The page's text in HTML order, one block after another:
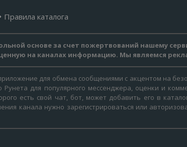
Правила каталога
основе за счет пожертвований нашему
на каналах информацию. Мы являемся
для обмена сообщениями с акцентом на
для популярного мессенджера, оценки и
есть свой чат, бот, может добавить его в
канала нужно зарегистрироваться или